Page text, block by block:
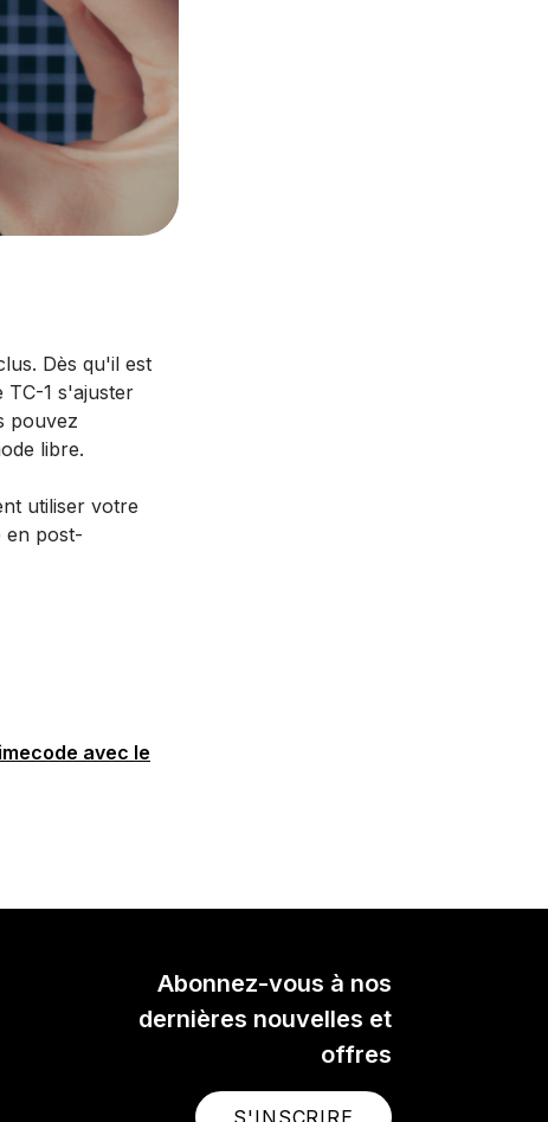
Dès qu'il est
TC-1 s'ajuster
pouvez
libre.
utiliser votre
en post-
avec le
Abonnez-vous à nos
dernières nouvelles et
offres
S'INSCRIRE